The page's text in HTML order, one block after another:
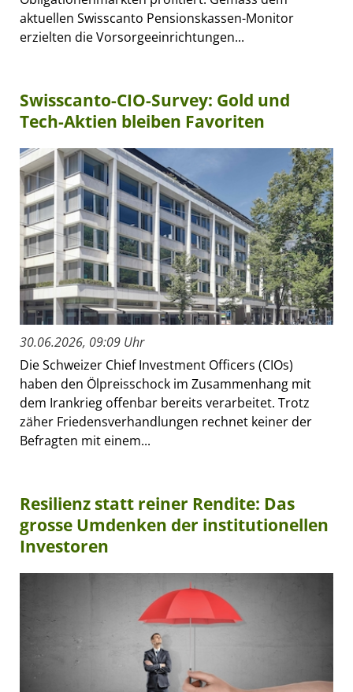
aktuellen Swisscanto Pensionskassen-Monitor
erzielten die Vorsorgeeinrichtungen...
Swisscanto-CIO-Survey: Gold und
Tech-Aktien bleiben Favoriten
30.06.2026, 09:09 Uhr
Die Schweizer Chief Investment Officers (CIOs)
haben den Ölpreisschock im Zusammenhang mit
dem Irankrieg offenbar bereits verarbeitet. Trotz
zäher Friedensverhandlungen rechnet keiner der
Befragten mit einem...
Resilienz statt reiner Rendite: Das
grosse Umdenken der institutionellen
Investoren